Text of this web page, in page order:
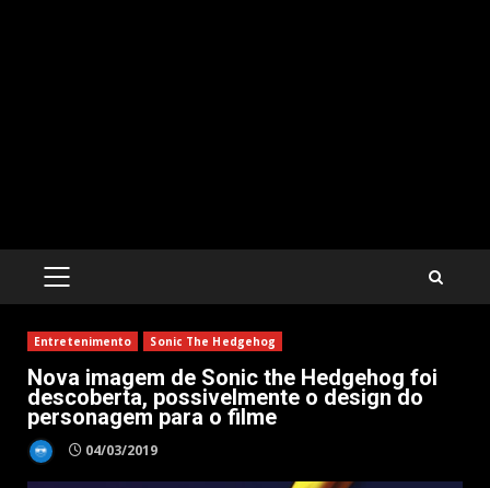
PRIMARY
Entretenimento Sonic The Hedgehog
Nova imagem de Sonic the Hedgehog foi
descoberta, possivelmente o design do
personagem para o filme
04/03/2019